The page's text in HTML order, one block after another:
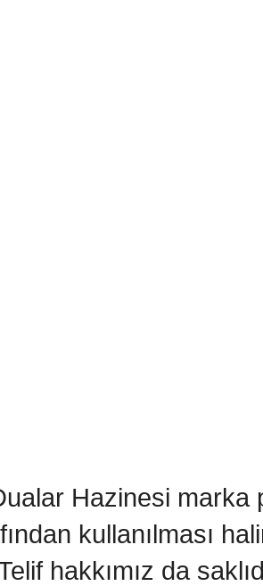
Hazinesi marka
kullanılması
hakkımız da